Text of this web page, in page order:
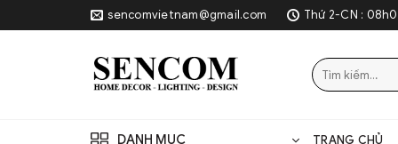
to
sencomvietnam@gmail.com Thứ 2-CN :
Tìm
kiếm:
DANH MỤC TRANG CHỦ